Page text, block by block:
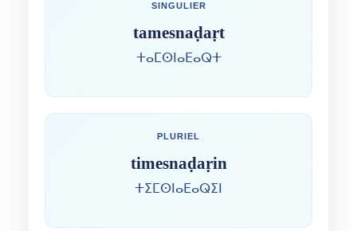
SINGULIER
tamesnaḍaṛt
ⵜⴰⵎⵙⵏⴰⴹⴰⵕⵜ
PLURIEL
timesnaḍaṛin
ⵜⵉⵎⵙⵏⴰⴹⴰⵕⵉⵏ